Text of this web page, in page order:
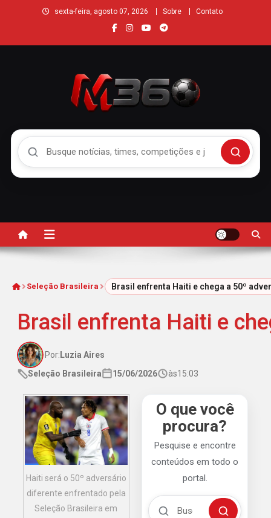
sexta-feira, agosto 07, 2026 Sobre Contato
Buscar
InícioSeleção Brasileira Brasil enfrenta Haiti e chega a 50º
Brasil enfrenta Haiti e
Por: Luzia Aires
Seleção Brasileira
15/06/2026 às15:03
Haiti será o 50º adversário
diferente enfrentado pela
Seleção Brasileira em
O que você
procura?
Pesquise e encontre
conteúdos em todo o
portal.
Buscar no Mengão 360